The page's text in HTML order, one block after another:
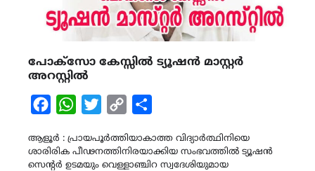
പോക്സോ കേസ്സിൽ ട്യൂഷൻ മാസ്റ്റർ
അറസ്റ്റിൽ
FacebookWhatsAppTwitterCopy
ആളൂർ : പ്രായപൂർത്തിയാകാത്ത വിദ്യാർത്ഥിനിയെ
ശാരിരിക പീഢനത്തിനിരയാക്കിയ സംഭവത്തിൽ ട്യൂഷൻ
സെൻ്റർ ഉടമയും വെള്ളാഞ്ചിറ സ്വദേശിയുമായ